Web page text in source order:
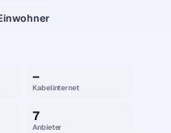
–
Kabelinternet
7
Anbieter